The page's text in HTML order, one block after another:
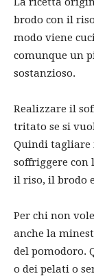
brodo con il
modo viene
comunque un
sostanzioso.
Realizzare il
tritato se si
Quindi tagliare
soffriggere con
il riso, il brodo
Per chi non
anche la
del pomodoro.
o dei pelati o